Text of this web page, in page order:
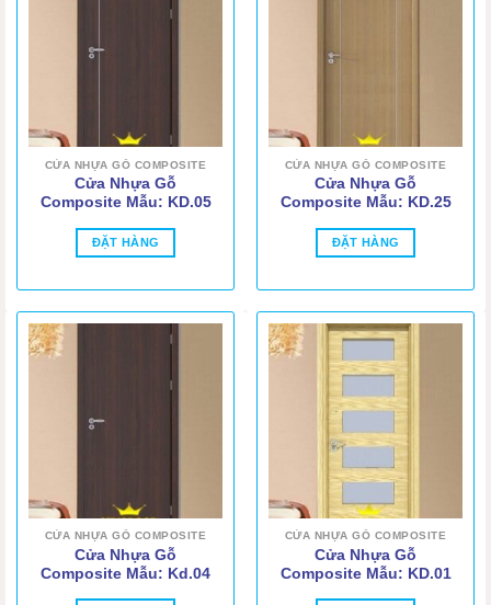
CỬA NHỰA GỖ COMPOSITE
Cửa Nhựa Gỗ
Composite Mẫu: KD.05
ĐẶT HÀNG
CỬA NHỰA GỖ COMPOSITE
Cửa Nhựa Gỗ
Composite Mẫu: KD.25
ĐẶT HÀNG
CỬA NHỰA GỖ COMPOSITE
Cửa Nhựa Gỗ
Composite Mẫu: Kd.04
CỬA NHỰA GỖ COMPOSITE
Cửa Nhựa Gỗ
Composite Mẫu: KD.01